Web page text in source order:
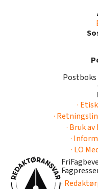
Postboks
·
·
· Bruk
·
· LO
·